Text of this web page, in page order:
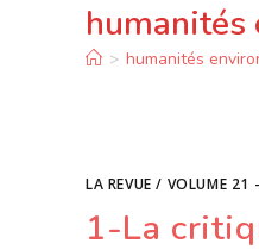
humanités
> humanités
LA REVUE / VOLUME 21
1-La